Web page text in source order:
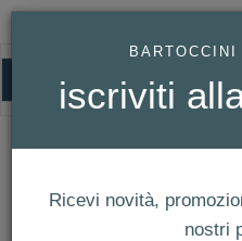
HOMEPAGE
BRACCIALE UOMO GERBA
Amour Collection
iscriviti
Ricevi novità,
nostri